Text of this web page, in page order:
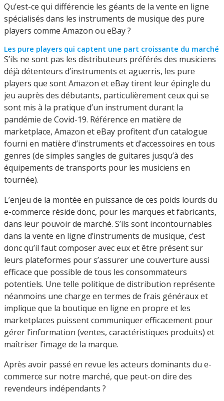
Qu’est-ce qui différencie les géants de la vente en ligne
spécialisés dans les instruments de musique des pure
players comme Amazon ou eBay ?
Les pure players qui captent une part croissante du marché
S’ils ne sont pas les distributeurs préférés des musiciens
déjà détenteurs d’instruments et aguerris, les pure
players que sont Amazon et eBay tirent leur épingle du
jeu auprès des débutants, particulièrement ceux qui se
sont mis à la pratique d’un instrument durant la
pandémie de Covid-19. Référence en matière de
marketplace, Amazon et eBay profitent d’un catalogue
fourni en matière d’instruments et d’accessoires en tous
genres (de simples sangles de guitares jusqu’à des
équipements de transports pour les musiciens en
tournée).
L’enjeu de la montée en puissance de ces poids lourds du
e-commerce réside donc, pour les marques et fabricants,
dans leur pouvoir de marché. S’ils sont incontournables
dans la vente en ligne d’instruments de musique, c’est
donc qu’il faut composer avec eux et être présent sur
leurs plateformes pour s’assurer une couverture aussi
efficace que possible de tous les consommateurs
potentiels. Une telle politique de distribution représente
néanmoins une charge en termes de frais généraux et
implique que la boutique en ligne en propre et les
marketplaces puissent communiquer efficacement pour
gérer l’information (ventes, caractéristiques produits) et
maîtriser l’image de la marque.
Après avoir passé en revue les acteurs dominants du e-
commerce sur notre marché, que peut-on dire des
revendeurs indépendants ?